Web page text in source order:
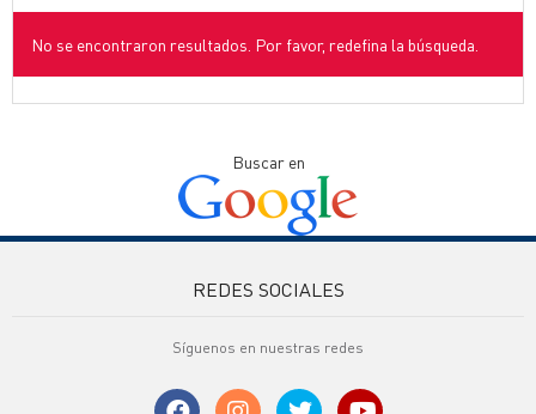
No se encontraron resultados. Por favor, redefina la búsqueda.
Buscar en
REDES SOCIALES
Síguenos en nuestras redes